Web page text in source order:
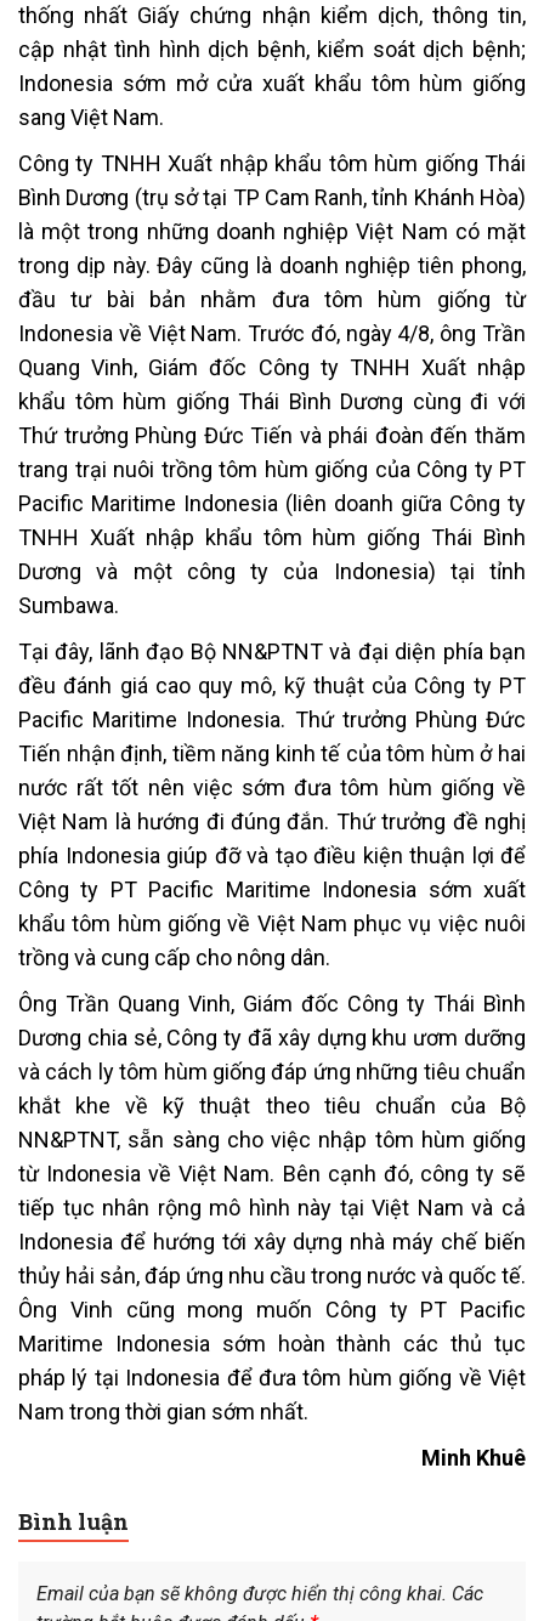
thống nhất Giấy chứng nhận kiểm dịch, thông tin,
cập nhật tình hình dịch bệnh, kiểm soát dịch bệnh;
Indonesia sớm mở cửa xuất khẩu tôm hùm giống
sang Việt Nam.
Công ty TNHH Xuất nhập khẩu tôm hùm giống Thái
Bình Dương (trụ sở tại TP Cam Ranh, tỉnh Khánh Hòa)
là một trong những doanh nghiệp Việt Nam có mặt
trong dịp này. Đây cũng là doanh nghiệp tiên phong,
đầu tư bài bản nhằm đưa tôm hùm giống từ
Indonesia về Việt Nam. Trước đó, ngày 4/8, ông Trần
Quang Vinh, Giám đốc Công ty TNHH Xuất nhập
khẩu tôm hùm giống Thái Bình Dương cùng đi với
Thứ trưởng Phùng Đức Tiến và phái đoàn đến thăm
trang trại nuôi trồng tôm hùm giống của Công ty PT
Pacific Maritime Indonesia (liên doanh giữa Công ty
TNHH Xuất nhập khẩu tôm hùm giống Thái Bình
Dương và một công ty của Indonesia) tại tỉnh
Sumbawa.
Tại đây, lãnh đạo Bộ NN&PTNT và đại diện phía bạn
đều đánh giá cao quy mô, kỹ thuật của Công ty PT
Pacific Maritime Indonesia. Thứ trưởng Phùng Đức
Tiến nhận định, tiềm năng kinh tế của tôm hùm ở hai
nước rất tốt nên việc sớm đưa tôm hùm giống về
Việt Nam là hướng đi đúng đắn. Thứ trưởng đề nghị
phía Indonesia giúp đỡ và tạo điều kiện thuận lợi để
Công ty PT Pacific Maritime Indonesia sớm xuất
khẩu tôm hùm giống về Việt Nam phục vụ việc nuôi
trồng và cung cấp cho nông dân.
Ông Trần Quang Vinh, Giám đốc Công ty Thái Bình
Dương chia sẻ, Công ty đã xây dựng khu ươm dưỡng
và cách ly tôm hùm giống đáp ứng những tiêu chuẩn
khắt khe về kỹ thuật theo tiêu chuẩn của Bộ
NN&PTNT, sẵn sàng cho việc nhập tôm hùm giống
từ Indonesia về Việt Nam. Bên cạnh đó, công ty sẽ
tiếp tục nhân rộng mô hình này tại Việt Nam và cả
Indonesia để hướng tới xây dựng nhà máy chế biến
thủy hải sản, đáp ứng nhu cầu trong nước và quốc tế.
Ông Vinh cũng mong muốn Công ty PT Pacific
Maritime Indonesia sớm hoàn thành các thủ tục
pháp lý tại Indonesia để đưa tôm hùm giống về Việt
Nam trong thời gian sớm nhất.
Minh Khuê
Bình luận
Email của bạn sẽ không được hiển thị công khai. Các